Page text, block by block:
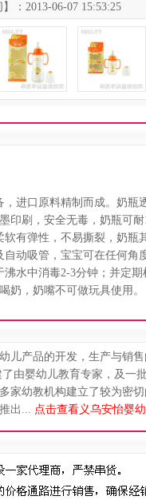
】：2013-06-07 15:53:25
进口原料精制而成。奶瓶
印刷，安全无毒，奶瓶可耐
有弹性，不易撕裂，奶瓶
动吸管，宝宝可在任何角
水中消毒2-3分钟；并定
奶，奶嘴不可做玩具使用。
儿产品的开发，生产与销
由婴幼儿教育专家，及一
家幼教机构建立了较为密
出... 点击查看义乌安怡婴